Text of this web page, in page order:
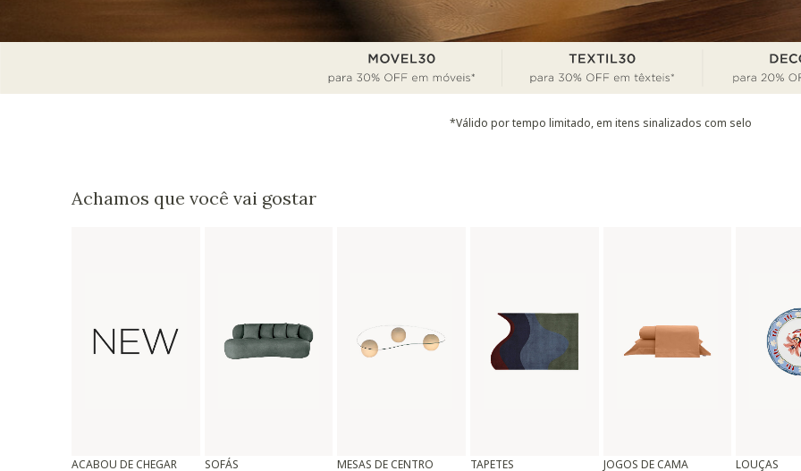
*Válido por tempo limitado, em itens sinalizados com selo
Achamos que você vai gostar
ACABOU DE CHEGAR SOFÁS MESAS DE CENTRO TAPETES JOGOS DE CAMA LOUÇAS